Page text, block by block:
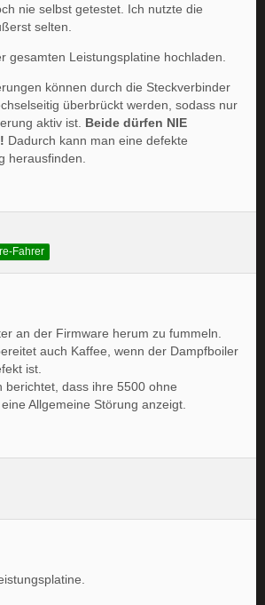
nie selbst getestet. Ich nutzte die
selten.
gesamten Leistungsplatine hochladen.
können durch die Steckverbinder
überbrückt werden, sodass nur
aktiv ist. Beide dürfen NIE
Dadurch kann man eine defekte
herausfinden.
Fahrer
an der Firmware herum zu fummeln.
auch Kaffee, wenn der Dampfboiler
ist.
berichtet, dass ihre 5500 ohne
Allgemeine Störung anzeigt.